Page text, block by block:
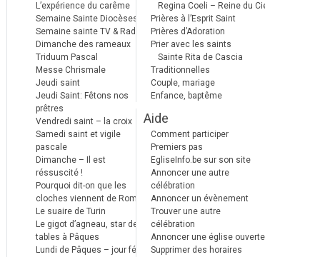
L’expérience du carême
Semaine Sainte Diocèses
Semaine sainte TV & Radio
Dimanche des rameaux
Triduum Pascal
Messe Chrismale
Jeudi saint
Jeudi Saint: Fêtons nos
prêtres
Vendredi saint – la croix
Samedi saint et vigile
pascale
Dimanche – Il est
réssuscité !
Pourquoi dit-on que les
cloches viennent de Rome ?
Le suaire de Turin
Le gigot d’agneau, star des
tables à Pâques
Lundi de Pâques – jour férié
Regina Coeli – Reine du Ciel
Prières à l’Esprit Saint
Prières d’Adoration
Prier avec les saints
Sainte Rita de Cascia
Traditionnelles
Couple, mariage
Enfance, baptême
Aide
Comment participer
Premiers pas
EgliseInfo.be sur son site
Annoncer une autre
célébration
Annoncer un évènement
Trouver une autre
célébration
Annoncer une église ouverte
Supprimer des horaires